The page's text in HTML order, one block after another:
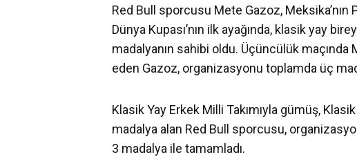
Red Bull sporcusu Mete Gazoz,
Dünya Kupası’nın ilk ayağında, klasik yay
madalyanın sahibi oldu. Üçüncülük maçında
eden Gazoz, organizasyonu toplamda üç
Klasik Yay Erkek Milli Takımıyla gümüş,
madalya alan Red Bull sporcusu,
3 madalya ile tamamladı.